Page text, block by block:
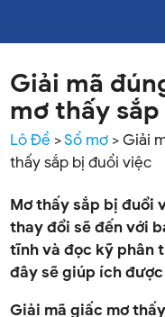
Giải mã
mơ thấy
Lô Đề >Sổ mơ>Giải
thấy sắp bị đuổi việc
Mơ thấy sắp bị đuổi
thay đổi sẽ đến với
tĩnh và đọc kỹ phân
đây sẽ giúp ích
Giải mã giấc mơ